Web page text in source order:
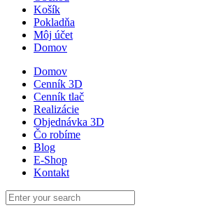
Košík
Pokladňa
Môj účet
Domov
Domov
Cenník 3D
Cenník tlač
Realizácie
Objednávka 3D
Čo robíme
Blog
E-Shop
Kontakt